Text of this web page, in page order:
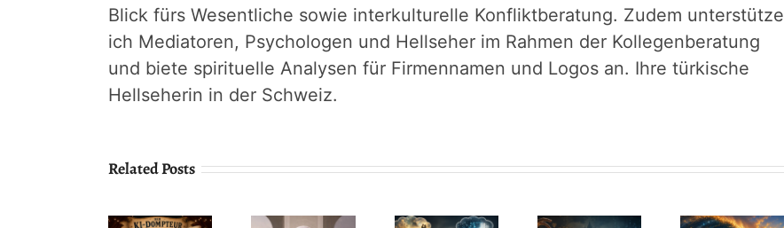
Blick fürs Wesentliche sowie interkulturelle Konfliktberatung. Zudem unterstütze
ich Mediatoren, Psychologen und Hellseher im Rahmen der Kollegenberatung
und biete spirituelle Analysen für Firmennamen und Logos an. Ihre türkische
Hellseherin in der Schweiz.
Related Posts